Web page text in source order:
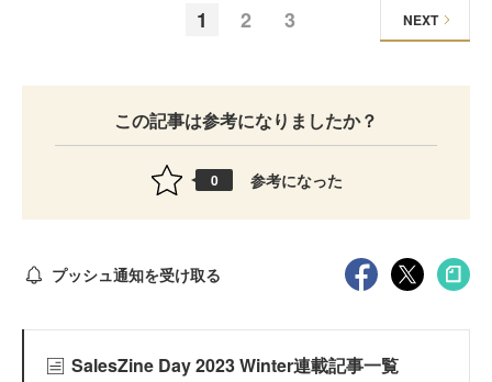
1 2 3 NEXT
この記事は参考になりましたか？
0 参考になった
プッシュ通知を受け取る
SalesZine Day 2023 Winter連載記事一覧